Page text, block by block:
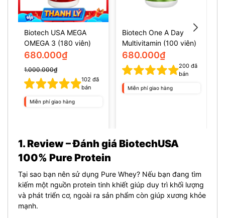
Biotech USA MEGA
OMEGA 3 (180 viên)
680.000₫
1.000.000₫
102 đã
bán
Miễn phí giao hàng
Biotech One A Day
Multivitamin (100 viên)
680.000₫
200 đã
bán
Miễn phí giao hàng
1. Review – Đánh giá BiotechUSA
100% Pure Protein
Tại sao bạn nên sử dụng Pure Whey? Nếu bạn đang tìm
kiếm một nguồn protein tinh khiết giúp duy trì khối lượng
và phát triển cơ, ngoài ra sản phẩm còn giúp xương khỏe
mạnh.